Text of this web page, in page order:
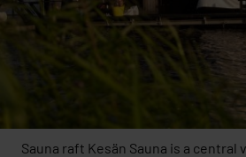
Sauna raft Kesän Sauna is a central